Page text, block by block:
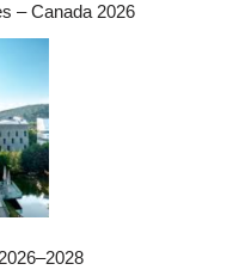
– Canada 2026